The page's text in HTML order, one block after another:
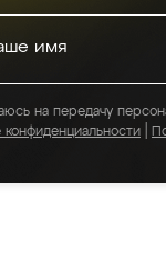
на передачу
конфиденциальности